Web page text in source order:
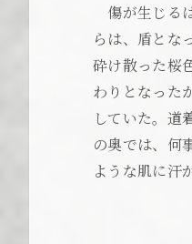
傷が生じる
らは、盾とな
砕け散った桜
わりとなった
していた。道
の奥では、何
ような肌に汗